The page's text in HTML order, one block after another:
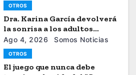
OTROS
Dra. Karina García devolverá
la sonrisa a los adultos
mayores
Ago 4, 2026 Somos Noticias
OTROS
El juego que nunca debe